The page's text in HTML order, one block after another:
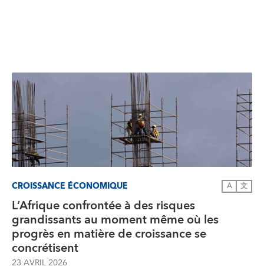
CROISSANCE ÉCONOMIQUE A 文
L’Afrique confrontée à des risques
grandissants au moment même où les
progrès en matière de croissance se
concrétisent
23 AVRIL 2026